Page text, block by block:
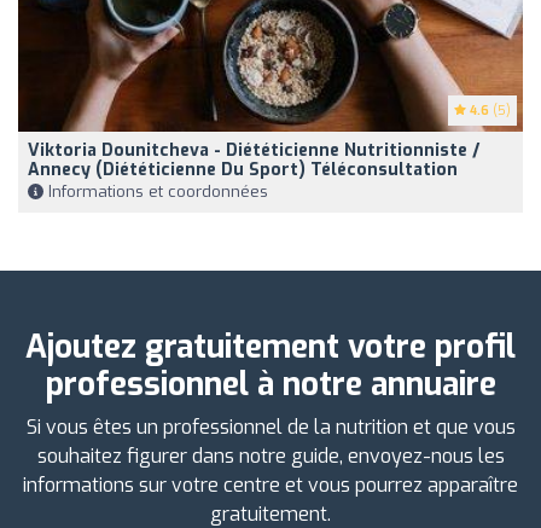
4.6 (5)
Viktoria Dounitcheva - Diététicienne Nutritionniste /
Annecy (Diététicienne Du Sport) Téléconsultation
Informations et coordonnées
Ajoutez gratuitement votre profil
professionnel à notre annuaire
Si vous êtes un professionnel de la nutrition et que vous
souhaitez figurer dans notre guide, envoyez-nous les
informations sur votre centre et vous pourrez apparaître
gratuitement.